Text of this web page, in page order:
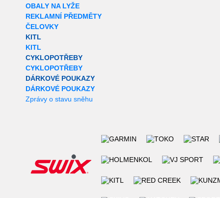
OBALY NA LYŽE
REKLAMNÍ PŘEDMĚTY
ČELOVKY
KITL
KITL
CYKLOPOTŘEBY
CYKLOPOTŘEBY
DÁRKOVÉ POUKAZY
DÁRKOVÉ POUKAZY
Zprávy o stavu sněhu